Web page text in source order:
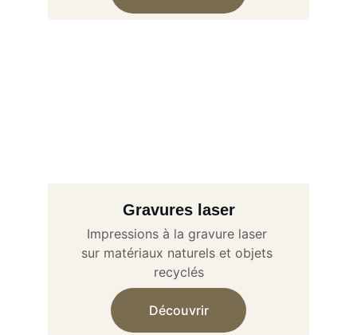
Impressions à la gravure laser
sur matériaux naturels et objets
recyclés
Gravures laser
Découvrir